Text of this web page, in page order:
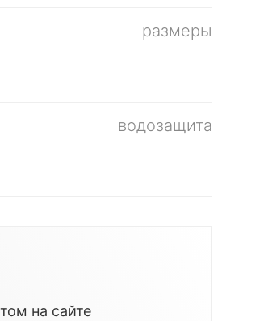
размеры
водозащита
на сайте